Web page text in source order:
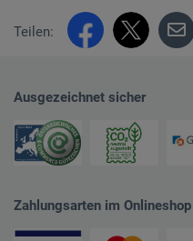
Teilen:
Ausgezeichnet sicher
Zahlungsarten im Onlineshop